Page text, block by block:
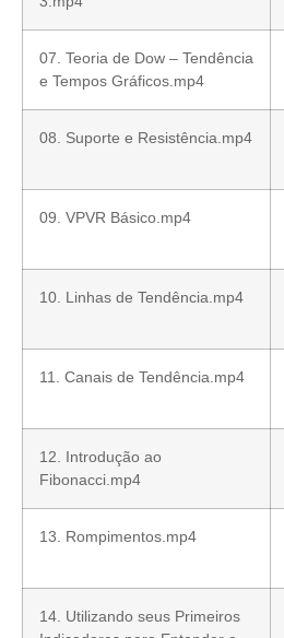
07. Teoria de Dow – Tendência
e Tempos Gráficos.mp4
08. Suporte e Resistência.mp4
09. VPVR Básico.mp4
10. Linhas de Tendência.mp4
11. Canais de Tendência.mp4
12. Introdução ao
Fibonacci.mp4
13. Rompimentos.mp4
14. Utilizando seus Primeiros